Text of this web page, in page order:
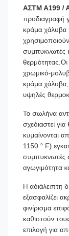
ΑΣTM A199 /
προδιαγραφή
κράμα χάλυβα
συμπυκνωτές
χρωμικό-
κράμα χάλυβα,
υψηλές
Το σωλήνα
σχεδιαστεί
κυμαίνονται
1150 °
συμπυκνωτές
αγωγιμότητα
Η αδιάλειπτη
εξασφαλίζει
φινίρισμα
καθιστούν
επιλογή για